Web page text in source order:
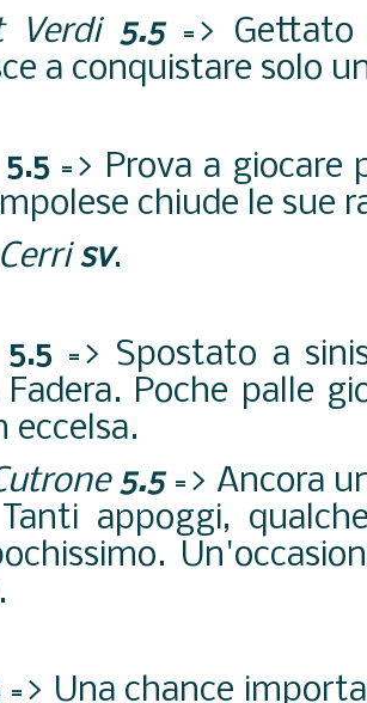
Verdi 5.5=> Gettato
a conquistare solo
=> Prova a giocare
chiude le sue
sv.
=> Spostato a
Poche palle
eccelsa.
5.5=> Ancora
appoggi,
=> Una chance